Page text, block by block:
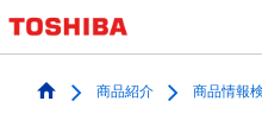
商品紹介 商品情報